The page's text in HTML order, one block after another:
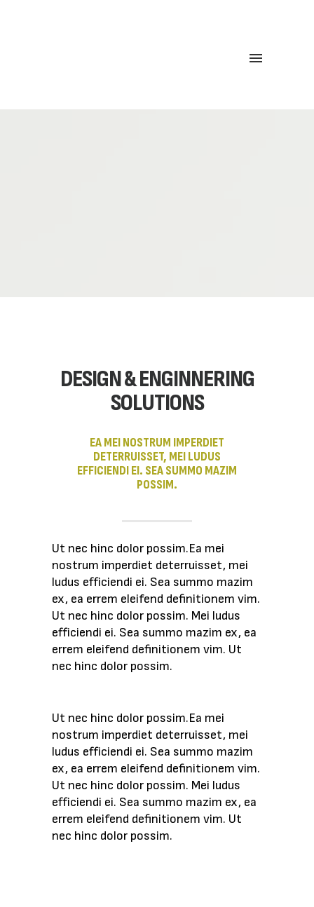
DESIGN & ENGINNERING
SOLUTIONS
EA MEI NOSTRUM IMPERDIET
DETERRUISSET, MEI LUDUS
EFFICIENDI EI. SEA SUMMO MAZIM
POSSIM.
Ut nec hinc dolor possim.Ea mei
nostrum imperdiet deterruisset, mei
ludus efficiendi ei. Sea summo mazim
ex, ea errem eleifend definitionem vim.
Ut nec hinc dolor possim. Mei ludus
efficiendi ei. Sea summo mazim ex, ea
errem eleifend definitionem vim. Ut
nec hinc dolor possim.
Ut nec hinc dolor possim.Ea mei
nostrum imperdiet deterruisset, mei
ludus efficiendi ei. Sea summo mazim
ex, ea errem eleifend definitionem vim.
Ut nec hinc dolor possim. Mei ludus
efficiendi ei. Sea summo mazim ex, ea
errem eleifend definitionem vim. Ut
nec hinc dolor possim.